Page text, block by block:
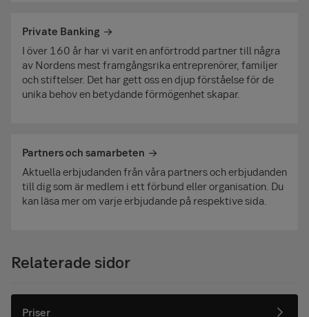
Private Banking
I över 160 år har vi varit en anförtrodd partner till några
av Nordens mest framgångsrika entreprenörer, familjer
och stiftelser. Det har gett oss en djup förståelse för de
unika behov en betydande förmögenhet skapar.
Partners och samarbeten
Aktuella erbjudanden från våra partners och erbjudanden
till dig som är medlem i ett förbund eller organisation. Du
kan läsa mer om varje erbjudande på respektive sida.
Relaterade sidor
Priser